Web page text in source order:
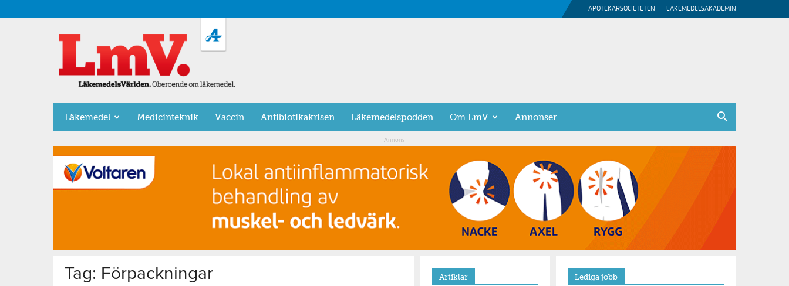
APOTEKARSOCIETETEN LÄKEMEDELSAKADEMIN
LäkemedelsVärlden
Läkemedel Medicinteknik Vaccin Antibiotikakrisen Läkemedelspodden Om LmV Annonser
Annons
Tag: Förpackningar Artiklar Lediga jobb